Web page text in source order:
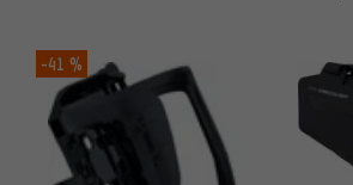
-41 %